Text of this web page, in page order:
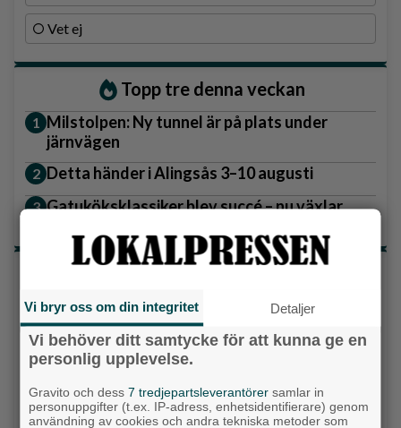
Vet ej
Topp tre denna veckan
Milstolpen: Ny tunnel är på plats under
järnvägen
Detta händer i Alingsås 3–10 augusti
Gatuköksklassiker blev succé – nu växlar
Alingsås
Vi bryr oss om din integritet Detaljer
Vi behöver ditt samtycke för att kunna ge en
personlig upplevelse.
Gravito och dess7 tredjepartsleverantörer samlar in
personuppgifter (t.ex. IP-adress, enhetsidentifierare) genom
användning av cookies och andra tekniska metoder som